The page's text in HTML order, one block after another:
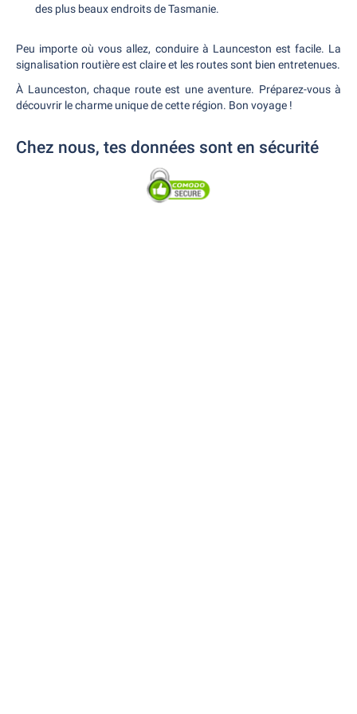
des plus beaux endroits de Tasmanie.
Peu importe où vous allez, conduire à Launceston est facile. La
signalisation routière est claire et les routes sont bien entretenues.
À Launceston, chaque route est une aventure. Préparez-vous à
découvrir le charme unique de cette région. Bon voyage !
Chez nous, tes données sont en sécurité